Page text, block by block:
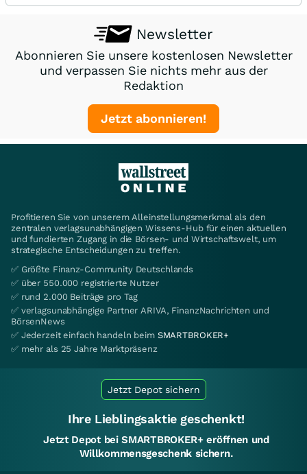
Newsletter
Abonnieren Sie unsere kostenlosen Newsletter
und verpassen Sie nichts mehr aus der
Redaktion
Jetzt abonnieren!
Profitieren Sie von unserem Alleinstellungsmerkmal als den
zentralen verlagsunabhängigen Wissens-Hub für einen aktuellen
und fundierten Zugang in die Börsen- und Wirtschaftswelt, um
strategische Entscheidungen zu treffen.
✅ Größte Finanz-Community Deutschlands
✅ über 550.000 registrierte Nutzer
✅ rund 2.000 Beiträge pro Tag
✅ verlagsunabhängige Partner ARIVA, FinanzNachrichten und
BörsenNews
✅ Jederzeit einfach handeln beim SMARTBROKER+
✅ mehr als 25 Jahre Marktpräsenz
Jetzt Depot sichern
Ihre Lieblingsaktie geschenkt!
Jetzt Depot bei SMARTBROKER+ eröffnen und
Willkommensgeschenk sichern.